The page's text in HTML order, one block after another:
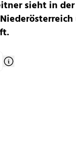
sieht in